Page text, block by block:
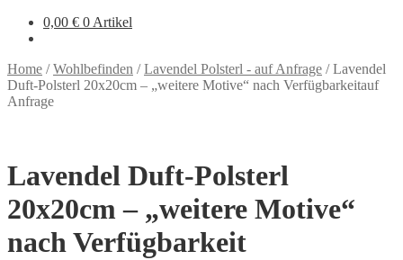
0,00 € 0 Artikel
Home /Wohlbefinden /Lavendel Polsterl - auf Anfrage /Lavendel
Duft-Polsterl 20x20cm – „weitere Motive“ nach Verfügbarkeitauf
Anfrage
Lavendel Duft-Polsterl
20x20cm – „weitere Motive“
nach Verfügbarkeit